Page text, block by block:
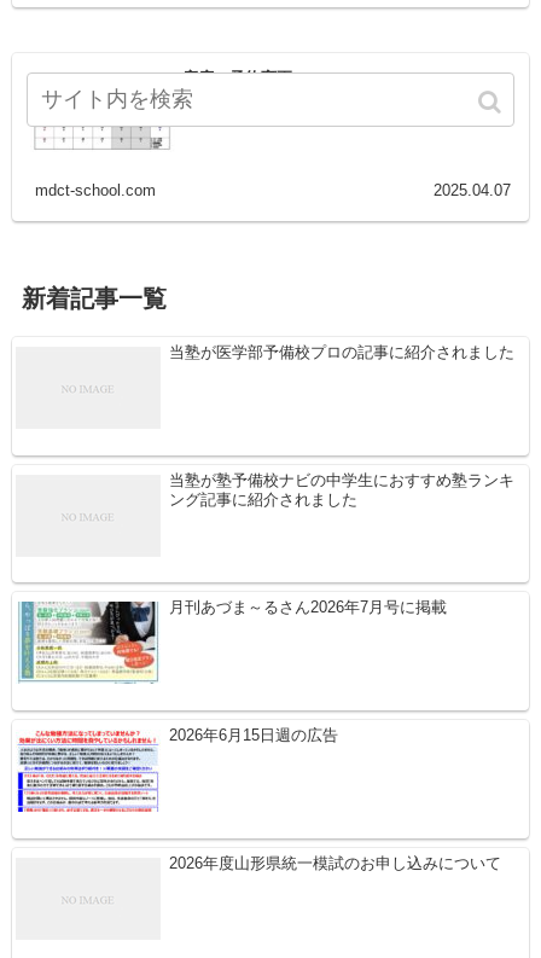
座席の予約変更
座席の予約変更は当ページから行ってください。
mdct-school.com 2025.04.07
新着記事一覧
当塾が医学部予備校プロの記事に紹介されました
当塾が塾予備校ナビの中学生におすすめ塾ランキ
ング記事に紹介されました
月刊あづま～るさん2026年7月号に掲載
2026年6月15日週の広告
2026年度山形県統一模試のお申し込みについて